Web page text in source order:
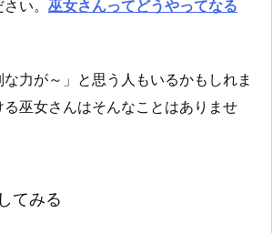
い。 巫女さんってどうやってなる
な力が～」と思う人もいるかもしれま
巫女さんはそんなことはありませ
てみる